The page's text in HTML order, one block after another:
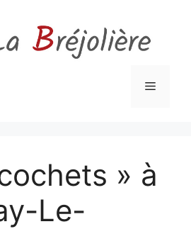
Menu
» à
Le-